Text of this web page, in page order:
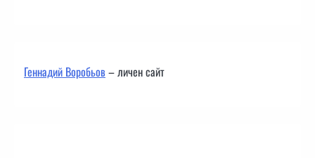
Геннадий Воробьов– личен сайт